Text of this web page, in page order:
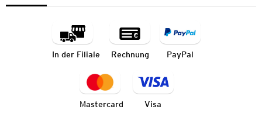
In der Filiale Rechnung PayPal
Mastercard Visa